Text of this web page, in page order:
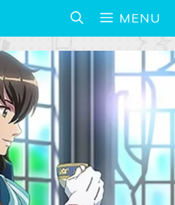
MENU